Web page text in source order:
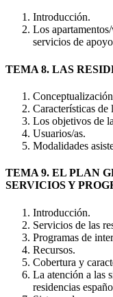
Introducción.
Los
servicios de
TEMA 8. LAS
Características
Los objetivos de
Usuarios/as.
Modalidades
TEMA 9. EL PLAN
SERVICIOS Y
Introducción.
Servicios de las
Programas de
Recursos.
Cobertura y
La atención a las
residencias